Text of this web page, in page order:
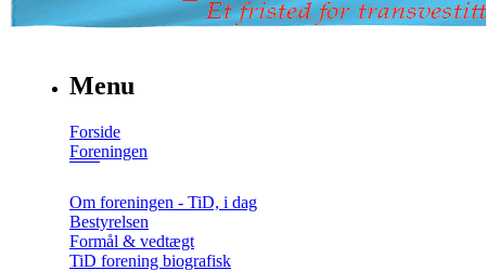
Menu
Forside
Foreningen
Om foreningen - TiD, i dag
Bestyrelsen
Formål & vedtægt
TiD forening biografisk